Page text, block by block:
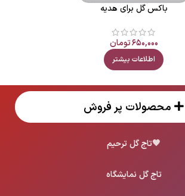
باکس گل برای هدیه
۶۵۰,۰۰۰تومان
اطلاعات بیشتر
محصولات پر فروش
🖤تاج گل ترحیم
تاج گل نمایشگاه